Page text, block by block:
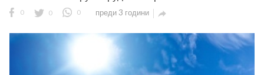
0 0 0 преди 3 години 